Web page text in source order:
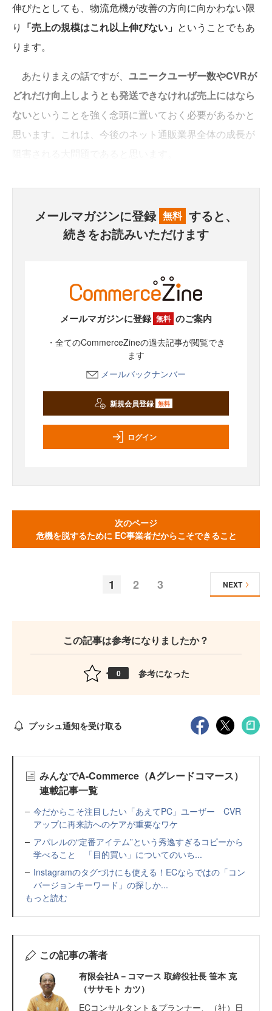
伸びたとしても、物流危機が改善の方向に向かわない限
り 「売上の規模はこれ以上伸びない」 ということでもあ
ります。
あたりまえの話ですが、 ユニークユーザー数やCVRが
どれだけ向上しようとも発送できなければ売上にはなら
ないということを強く念頭に置いておく必要があるかと
思います。これは、今後のネット通販業界全体の成長が
メールマガジンに登録 無料 すると、
続きをお読みいただけます
メールマガジンに登録 無料 のご案内
・全てのCommerceZineの過去記事が閲覧でき
ます
メールバックナンバー
新規会員登録 無料
ログイン
次のページ
危機を脱するために EC事業者だからこそできること
1 2 3 NEXT
この記事は参考になりましたか？
0 参考になった
プッシュ通知を受け取る
みんなでA-Commerce（Aグレードコマース）
連載記事一覧
今だからこそ注目したい「あえてPC」ユーザー CVR
アップに再来訪へのケアが重要なワケ
アパレルの“定番アイテム”という秀逸すぎるコピーから
学べること 「目的買い」についてのいち...
Instagramのタグづけにも使える！ECならではの「コン
バージョンキーワード」の探しか...
もっと読む
この記事の著者
有限会社A－コマース 取締役社長 笹本 克
（ササモト カツ）
ECコンサルタント＆プランナー、（社）日